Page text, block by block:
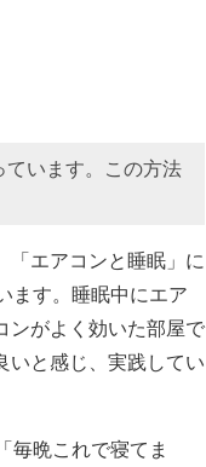
ています。この方法
エアコンと睡眠」に
ます。睡眠中にエア
ンがよく効いた部屋で
いと感じ、実践してい
晩これで寝てま